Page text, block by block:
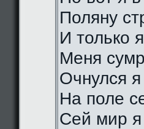
Поляну
И только
Меня
Очнулся
На поле
Сей мир я